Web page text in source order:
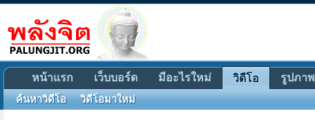
หน้าแรก เว็บบอร์ด มีอะไรใหม่ วิดีโอ
ค้นหาวิดีโอ วิดีโอมาใหม่
รูปภาพ